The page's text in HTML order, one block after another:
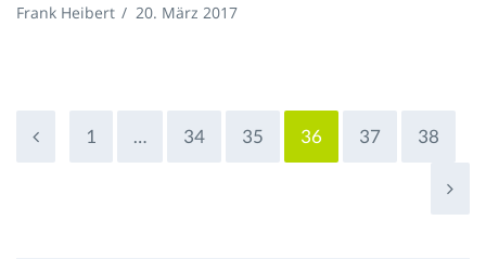
Frank Heibert / 20. März 2017
1 … 34 35 36 37 38